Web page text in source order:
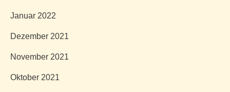
Januar 2022
Dezember 2021
November 2021
Oktober 2021